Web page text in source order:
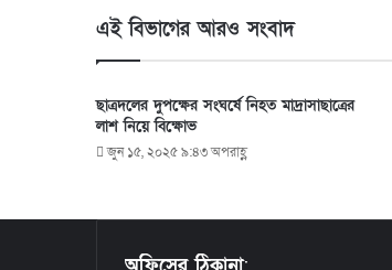
এই বিভাগের আরও সংবাদ
ছাত্রদলের দুপক্ষের সংঘর্ষে নিহত মাদ্রাসাছাত্রের
লাশ নিয়ে বিক্ষোভ
জুন ১৫, ২০২৫ ৯:৪৩ অপরাহ্ণ